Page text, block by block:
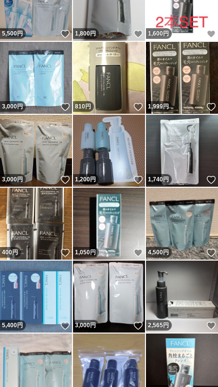
5,500円 いいね！
1,800円 いいね！
1,600 円
3,000円 いいね！
810円 いいね！
1,999円
3,000円 いいね！
1,200円 いいね！
1,740円
400円 いいね！
1,050円 いいね！
4,500円
5,400円 いいね！
3,000円 いいね！
2,565円